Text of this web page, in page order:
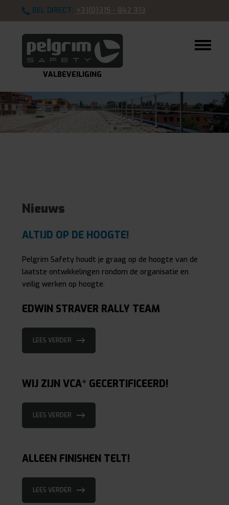
BEL DIRECT: +31(0)315 - 842 313
VALBEVEILIGING
Nieuws
ALTIJD OP DE HOOGTE!
Pelgrim Safety houdt je graag op de hoogte van de
laatste ontwikkelingen rondom de organisatie en
veilig werken op hoogte.
EDWIN STRAVER RALLY TEAM
LEES VERDER
WIJ ZIJN VCA* GECERTIFICEERD!
LEES VERDER
ALLEEN FINISHEN TELT!
LEES VERDER